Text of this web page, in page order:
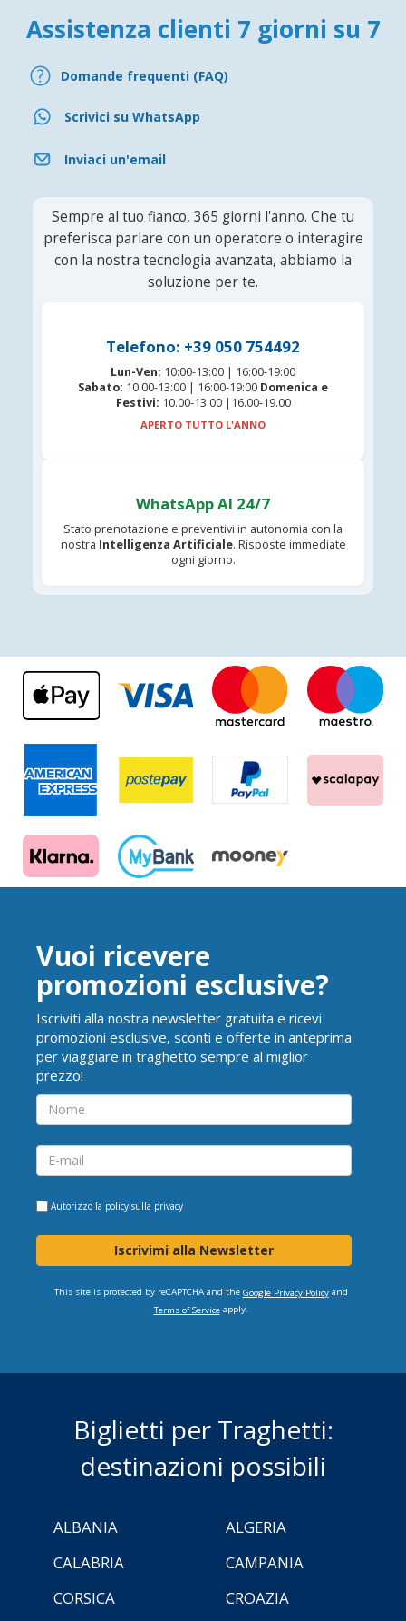
Assistenza clienti 7 giorni su 7
Domande frequenti (FAQ)
Scrivici su WhatsApp
Inviaci un'email
Sempre al tuo fianco, 365 giorni l'anno. Che tu
preferisca parlare con un operatore o interagire
con la nostra tecnologia avanzata, abbiamo la
soluzione per te.
Telefono: +39 050 754492
Lun-Ven: 10:00-13:00 | 16:00-19:00
Sabato: 10:00-13:00 | 16:00-19:00 Domenica e
Festivi: 10.00-13.00 |16.00-19.00
APERTO TUTTO L'ANNO
WhatsApp AI 24/7
Stato prenotazione e preventivi in autonomia con la
nostra Intelligenza Artificiale. Risposte immediate
ogni giorno.
Vuoi ricevere
promozioni esclusive?
Iscriviti alla nostra newsletter gratuita e ricevi
promozioni esclusive, sconti e offerte in anteprima
per viaggiare in traghetto sempre al miglior
prezzo!
Autorizzo la policy sulla privacy
Iscrivimi alla Newsletter
This site is protected by reCAPTCHA and the Google Privacy Policyand
Terms of Serviceapply.
Biglietti per Traghetti:
destinazioni possibili
ALBANIA
ALGERIA
CALABRIA
CAMPANIA
CORSICA
CROAZIA